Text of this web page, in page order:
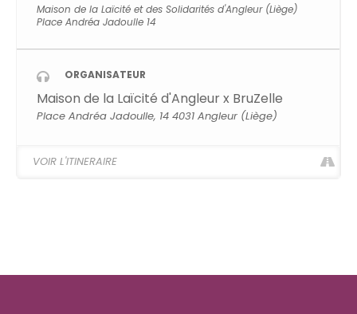
Maison de la Laïcité et des Solidarités d'Angleur (Liège)
Place Andréa Jadoulle 14
ORGANISATEUR
Maison de la Laïcité d'Angleur x BruZelle
Place Andréa Jadoulle, 14 4031 Angleur (Liège)